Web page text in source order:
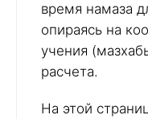
время намаза
опираясь на
учения
расчета.
На этой